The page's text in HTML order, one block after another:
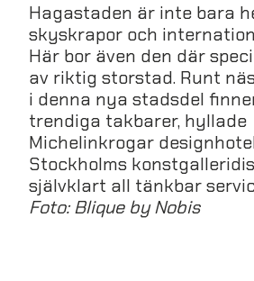
Hagastaden är inte bara
skyskrapor och
Här bor även den där
av riktig storstad. Runt
i denna nya stadsdel
trendiga takbarer, hyllade
Michelinkrogar
Stockholms
självklart all tänkbar
Foto: Blique by Nobis